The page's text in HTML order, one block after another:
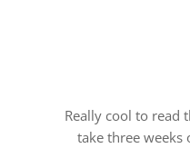
17Really cool to read
take three weeks